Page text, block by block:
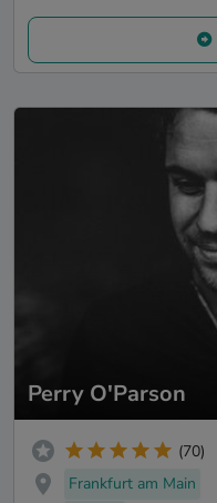
Perry O'Parson
(70)
Frankfurt am Main